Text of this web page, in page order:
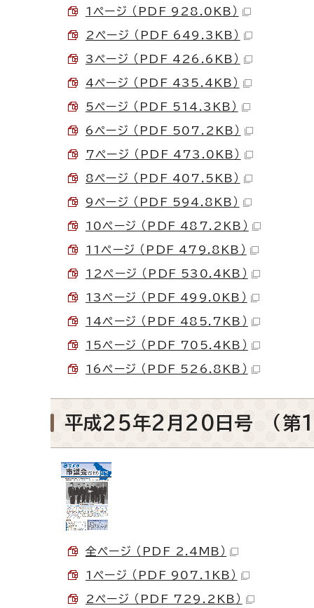
1ページ （PDF 928.0KB）
2ページ （PDF 649.3KB）
3ページ （PDF 426.6KB）
4ページ （PDF 435.4KB）
5ページ （PDF 514.3KB）
6ページ （PDF 507.2KB）
7ページ （PDF 473.0KB）
8ページ （PDF 407.5KB）
9ページ （PDF 594.8KB）
10ページ （PDF 487.2KB）
11ページ （PDF 479.8KB）
12ページ （PDF 530.4KB）
13ページ （PDF 499.0KB）
14ページ （PDF 485.7KB）
15ページ （PDF 705.4KB）
16ページ （PDF 526.8KB）
平成25年2月20日号 （第
全ページ （PDF 2.4MB）
1ページ （PDF 907.1KB）
2ページ （PDF 729.2KB）